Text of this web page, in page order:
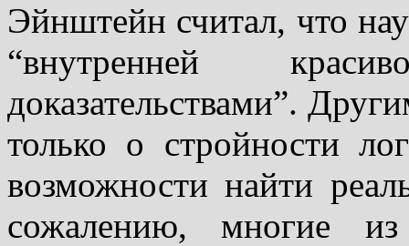
Эйнштейн считал, что
“внутренней
доказательствами”.
только о стройности
возможности найти
сожалению, многие